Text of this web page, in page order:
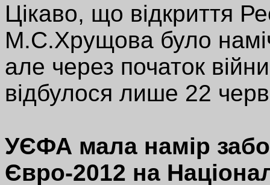
Цікаво, що відкриття
М.С.Хрущова було
але через початок
відбулося лише 22
УЄФА мала намір
Євро-2012 на